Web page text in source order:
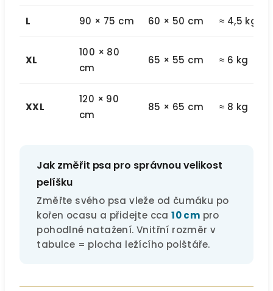
L 90 × 75 cm 60 × 50 cm ≈ 4,5 kg
XL
100 × 80
cm
65 × 55 cm ≈ 6 kg
XXL
120 × 90
cm
85 × 65 cm ≈ 8 kg
Jak změřit psa pro správnou velikost
pelíšku
Změřte svého psa vleže od čumáku po
kořen ocasu a přidejte cca10 cm pro
pohodlné natažení. Vnitřní rozměr v
tabulce = plocha ležícího polštáře.